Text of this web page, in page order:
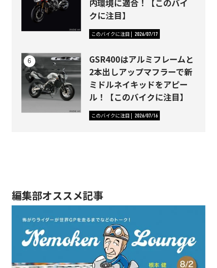
内環境に適合！【このバイ
クに注目】
このバイクに注目 2026/07/17
GSR400はアルミフレームと
2本出しアップマフラーで新
ミドルネイキッドをアピー
ル！【このバイクに注目】
このバイクに注目 2026/07/16
編集部オススメ記事